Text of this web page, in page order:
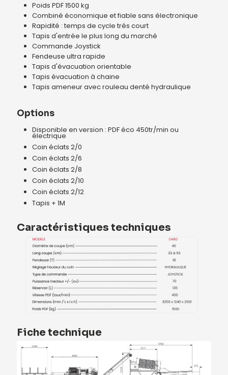
Poids PDF 1500 kg
Combiné économique et fiable sans électronique
Rapidité : temps de cycle très court
Tapis d'entrée le plus long du marché
Commande Joystick
Fendeuse ultra rapide
Tapis d'évacuation orientable
Tapis évacuation à chaine
Tapis ameneur avec rouleau denté hydraulique
Options
Disponible en version : PDF éco 450tr/min ou
électrique
Coin éclats 2/0
Coin éclats 2/6
Coin éclats 2/8
Coin éclats 2/10
Coin éclats 2/12
Tapis + 1M
Caractéristiques techniques
Fiche technique